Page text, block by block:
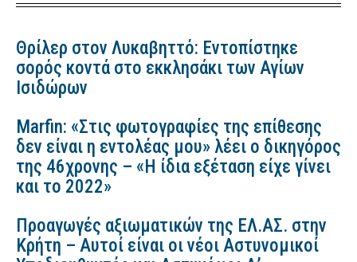
Θρίλερ στον Λυκαβηττό: Εντοπίστηκε
σορός κοντά στο εκκλησάκι των Αγίων
Ισιδώρων
Marfin: «Στις φωτογραφίες της επίθεσης
δεν είναι η εντολέας μου» λέει ο δικηγόρος
της 46χρονης – «Η ίδια εξέταση είχε γίνει
και το 2022»
Προαγωγές αξιωματικών της ΕΛ.ΑΣ. στην
Κρήτη – Αυτοί είναι οι νέοι Αστυνομικοί